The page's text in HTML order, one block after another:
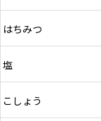
はちみつ
塩
こしょう